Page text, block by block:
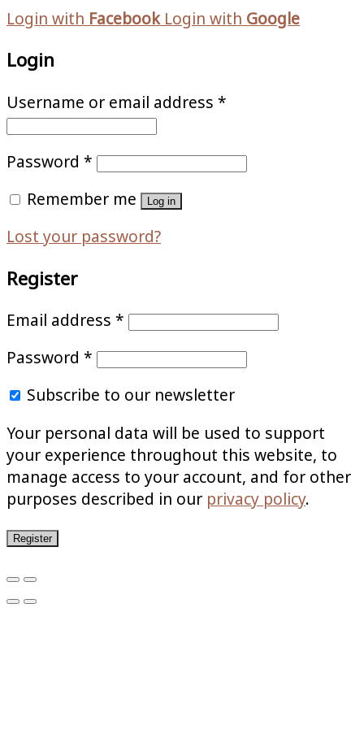
Login with Facebook Login with Google
Login
Username or email address *
Password *
Remember me
Log in
Lost your password?
Register
Email address *
Password *
Subscribe to our newsletter
Your personal data will be used to support
your experience throughout this website, to
manage access to your account, and for other
purposes described in our privacy policy.
Register